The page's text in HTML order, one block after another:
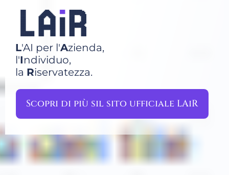
L'AI per l'Azienda,
l'Individuo,
la Riservatezza.
Scopri di più sil sito ufficiale LAiR